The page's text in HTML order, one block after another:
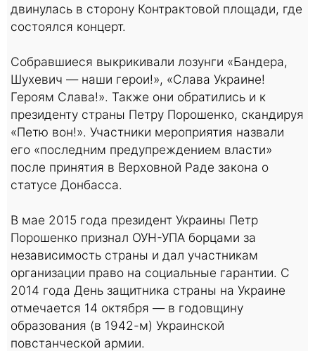
двинулась в сторону Контрактовой площади, где
состоялся концерт.
Собравшиеся выкрикивали лозунги «Бандера,
Шухевич — наши герои!», «Слава Украине!
Героям Слава!». Также они обратились и к
президенту страны Петру Порошенко, скандируя
«Петю вон!». Участники мероприятия назвали
его «последним предупреждением власти»
после принятия в Верховной Раде закона о
статусе Донбасса.
В мае 2015 года президент Украины Петр
Порошенко признал ОУН-УПА борцами за
независимость страны и дал участникам
организации право на социальные гарантии. С
2014 года День защитника страны на Украине
отмечается 14 октября — в годовщину
образования (в 1942-м) Украинской
повстанческой армии.